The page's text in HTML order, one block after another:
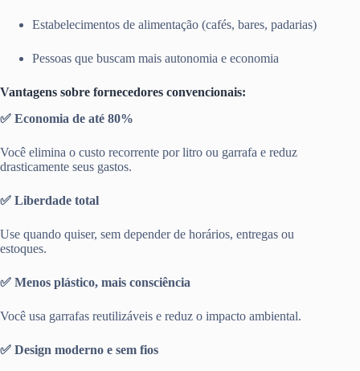
Estabelecimentos de alimentação (cafés, bares, padarias)
Pessoas que buscam mais autonomia e economia
Vantagens sobre fornecedores convencionais:
✅ Economia de até 80%
Você elimina o custo recorrente por litro ou garrafa e reduz
drasticamente seus gastos.
✅ Liberdade total
Use quando quiser, sem depender de horários, entregas ou
estoques.
✅ Menos plástico, mais consciência
Você usa garrafas reutilizáveis e reduz o impacto ambiental.
✅ Design moderno e sem fios